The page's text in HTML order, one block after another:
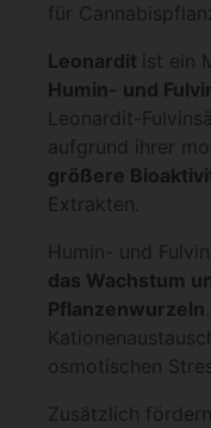
für
Leonardit ist ein
Humin- und
Leonardit-
aufgrund ihrer
größere
Extrakten.
Humin- und
das Wachstum
Pflanzenwurzeln
osmotischen
Zusätzlich